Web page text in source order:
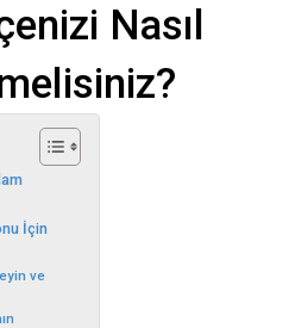
Nasıl
İçin
ve